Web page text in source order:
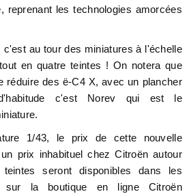
reprenant les technologies amorcées
c'est au tour des miniatures à l'échelle
en quatre teintes ! On notera que
réduire des ë-C4 X, avec un plancher
c'est Norev qui est le
1/43, le prix de cette nouvelle
prix inhabituel chez Citroën autour
seront disponibles dans les
sur la boutique en ligne Citroën